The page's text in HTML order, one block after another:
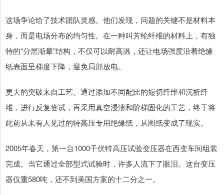
这场争论给了技术团队灵感。他们发现，问题的关键不是材料本
身，而是电场分布的均匀性。在一种叫芳纶纤维的材料上，有独
特的“分层渐晕”结构，不仅可以耐高温，还让电场强度沿着绝缘
纸表面呈梯度下降，避免局部放电。
更大的突破来自工艺。通过添加不同配比的短切纤维和沉析纤
维，进行反复尝试，再采用真空浸渍和阶梯固化的工艺，终于将
此前从未有人见过的特高压专用绝缘纸，从图纸变成了现实。
2005年春天，第一台1000千伏特高压试验变压器在西变车间组装
完成。当它通过全部型式试验时，许多人流下了眼泪。这台变压
器仅重580吨，还不到美国方案的十二分之一。